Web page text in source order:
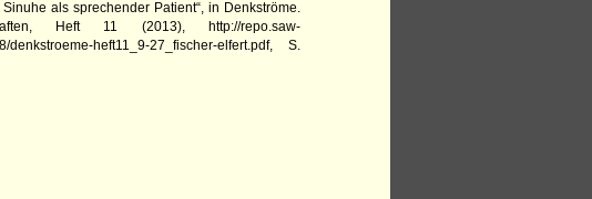
als sprechender Patient“, in Denkströme.
Heft 11 (2013), http://repo.saw-
denkstroeme-heft11_9-27_fischer-elfert.pdf, S.